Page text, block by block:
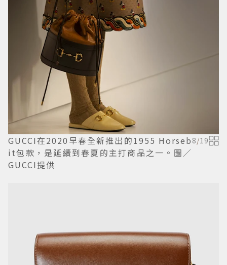
GUCCI在2020早春全新推出的1955 Horseb
it包款，是延續到春夏的主打商品之一。圖／
GUCCI提供
8/19